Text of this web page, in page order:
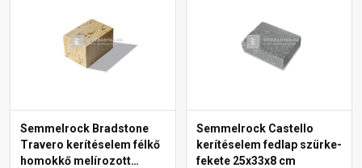
Semmelrock Bradstone
Travero kerítéselem félkő
homokkő melírozott
Semmelrock Castello
kerítéselem fedlap szürke-
fekete 25x33x8 cm